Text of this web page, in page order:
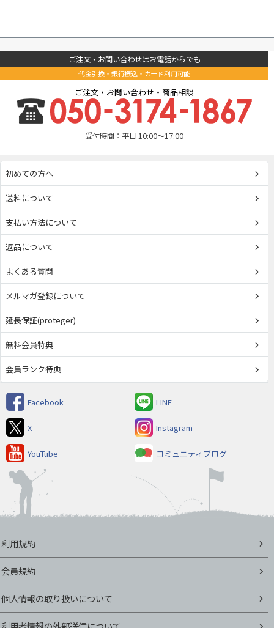
ご注文・お問い合わせはお電話からでも
代金引換・銀行振込・カード利用可能
ご注文・お問い合わせ・商品相談
受付時間：平日 10:00～17:00
初めての方へ
送料について
支払い方法について
返品について
よくある質問
メルマガ登録について
延長保証(proteger)
無料会員特典
会員ランク特典
Facebook LINE
X Instagram
YouTube コミュニティブログ
利用規約
会員規約
個人情報の取り扱いについて